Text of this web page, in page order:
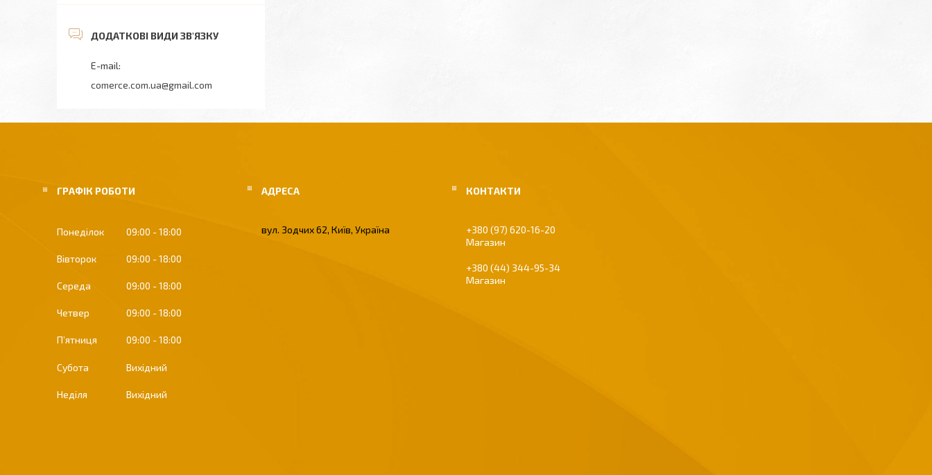
comerce.com.ua@gmail.com
ГРАФІК РОБОТИ
Понеділок 09:00 18:00
Вівторок 09:00 18:00
Середа 09:00 18:00
Четвер 09:00 18:00
Пʼятниця 09:00 18:00
Субота Вихідний
Неділя Вихідний
вул. Зодчих 62, Київ, Україна
+380 (97) 620-16-20
Магазин
+380 (44) 344-95-34
Магазин